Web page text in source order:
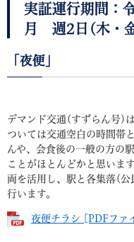
実証運行期間：
月 週2日(木・
「夜便」
デマンド交通(すずらん号)
ついては交通空白の時間帯
んや、会食後の一般の方の
ことがほとんどかと思いま
両を活用し、駅と各集落(
行います。
夜便チラシ [PDFファ